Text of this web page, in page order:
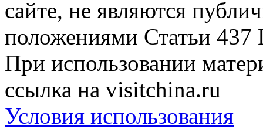
сайте, не являются
положениями Статьи 437
При использовании
ссылка на visitchina.ru
Условия использования